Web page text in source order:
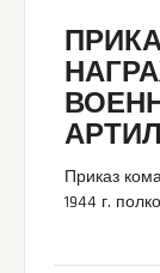
Приказ
1944 г.